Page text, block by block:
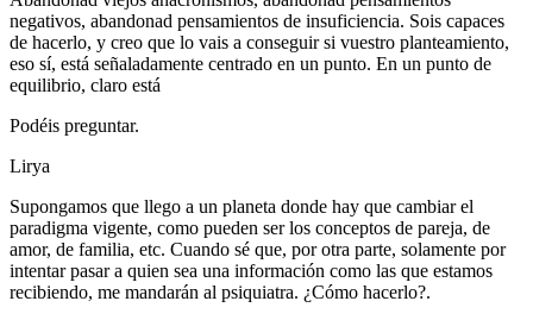
negativos, abandonad pensamientos de insuficiencia. Sois capaces
de hacerlo, y creo que lo vais a conseguir si vuestro planteamiento,
eso sí, está señaladamente centrado en un punto. En un punto de
equilibrio, claro está
Podéis preguntar.
Lirya
Supongamos que llego a un planeta donde hay que cambiar el
paradigma vigente, como pueden ser los conceptos de pareja, de
amor, de familia, etc. Cuando sé que, por otra parte, solamente por
intentar pasar a quien sea una información como las que estamos
recibiendo, me mandarán al psiquiatra. ¿Cómo hacerlo?.